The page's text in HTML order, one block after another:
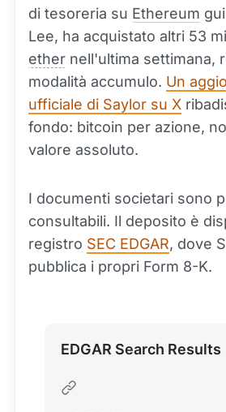
di tesoreria su Ethereum
Lee, ha acquistato altri 53
ether nell'ultima settimana,
modalità accumulo. Un
ufficiale di Saylor su X
fondo: bitcoin per azione,
valore assoluto.
I documenti societari sono
consultabili. Il deposito è
registro SEC EDGAR, dove
pubblica i propri Form 8-K.
EDGAR Search Results